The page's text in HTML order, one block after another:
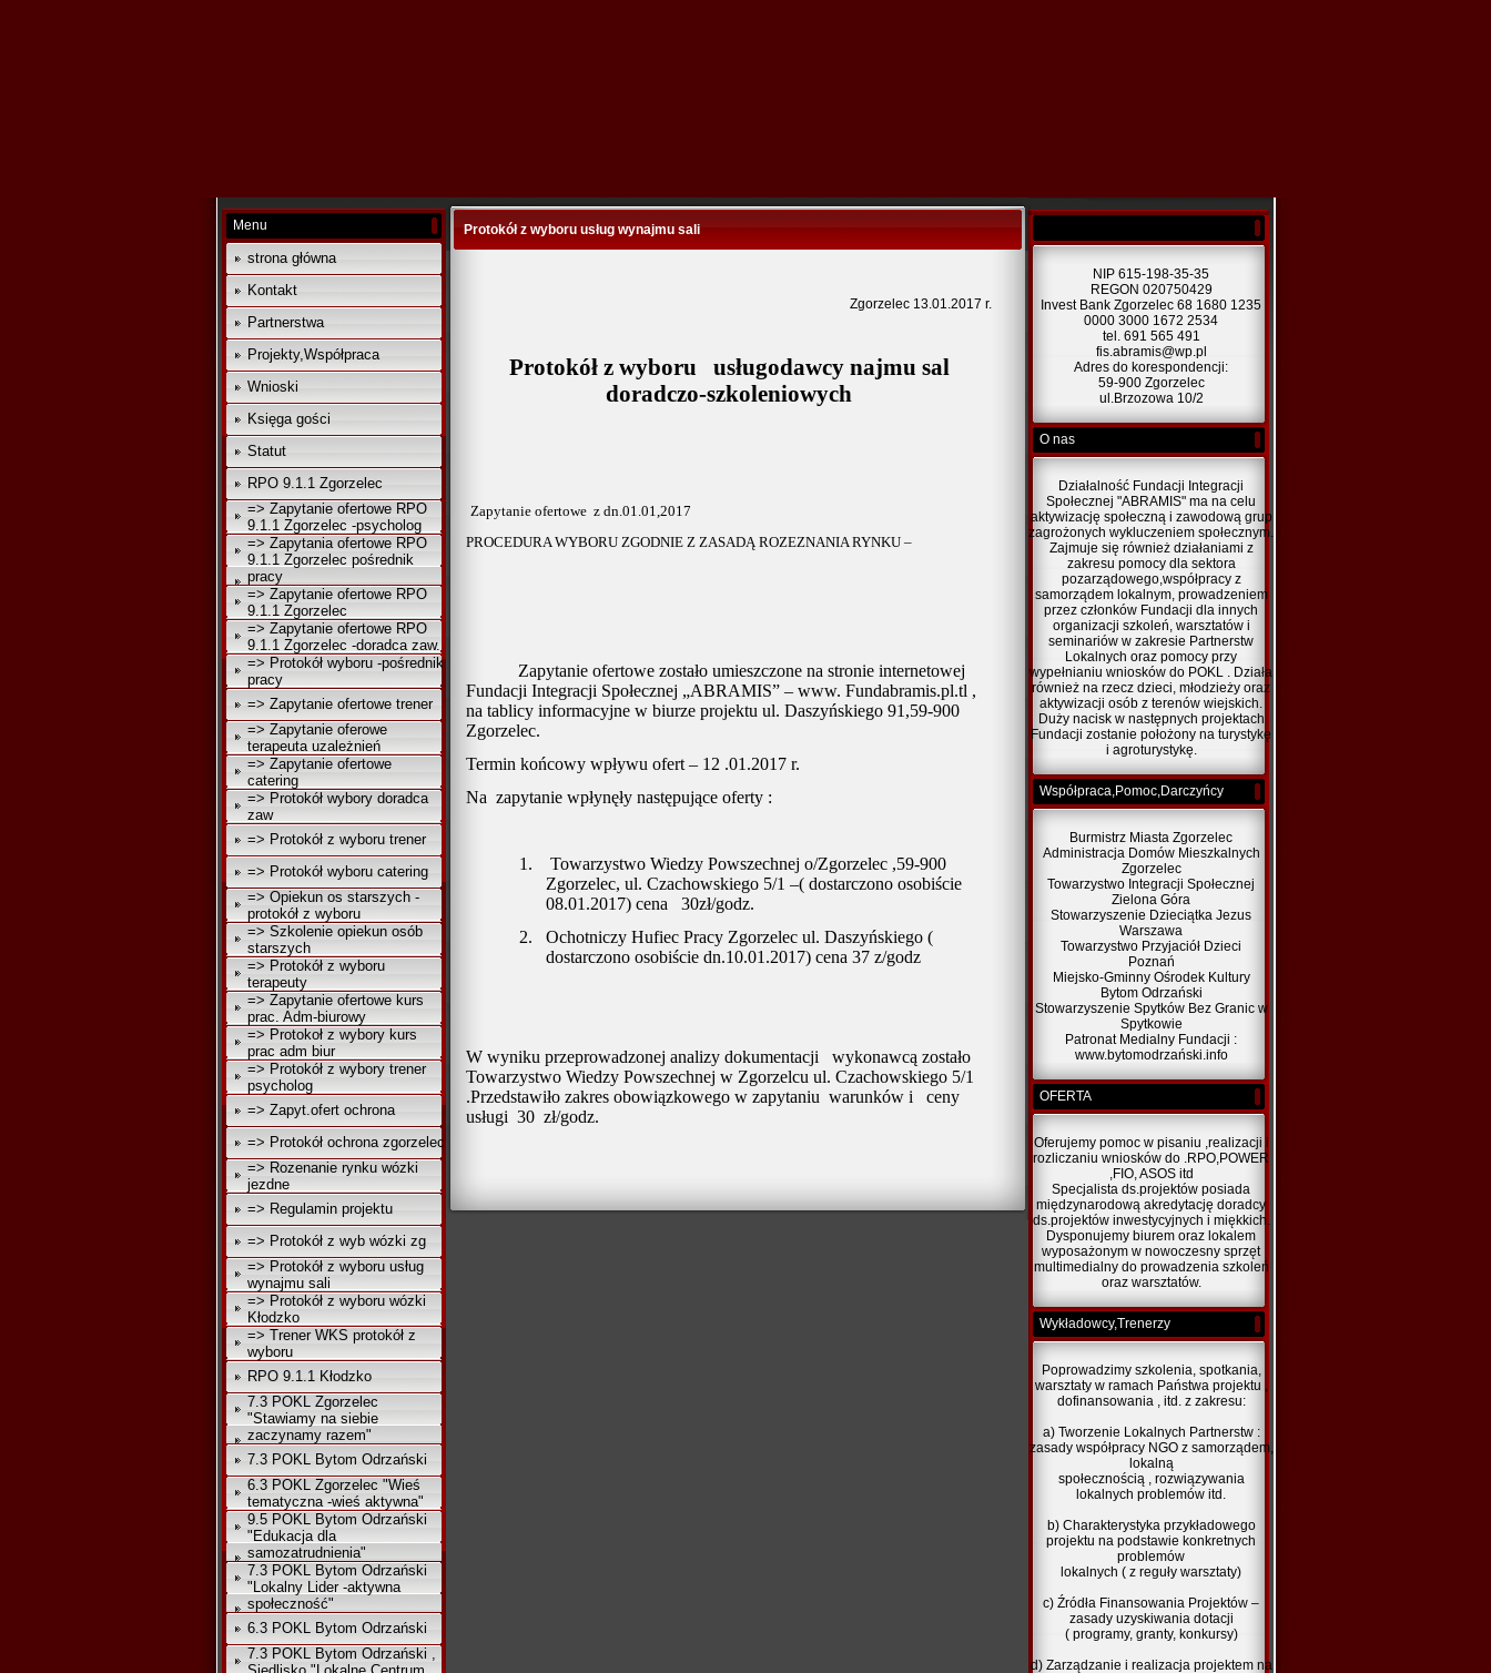
Menu
strona główna
Kontakt
Partnerstwa
Projekty,Współpraca
Wnioski
Księga gości
Statut
RPO 9.1.1 Zgorzelec
=> Zapytanie ofertowe RPO
9.1.1 Zgorzelec -psycholog
=> Zapytania ofertowe RPO
9.1.1 Zgorzelec pośrednik
pracy
=> Zapytanie ofertowe RPO
9.1.1 Zgorzelec
=> Zapytanie ofertowe RPO
9.1.1 Zgorzelec -doradca zaw.
=> Protokół wyboru -pośrednik
pracy
=> Zapytanie ofertowe trener
=> Zapytanie oferowe
terapeuta uzależnień
=> Zapytanie ofertowe
catering
=> Protokół wybory doradca
zaw
=> Protokół z wyboru trener
=> Protokół wyboru catering
=> Opiekun os starszych -
protokół z wyboru
=> Szkolenie opiekun osób
starszych
=> Protokół z wyboru
terapeuty
=> Zapytanie ofertowe kurs
prac. Adm-biurowy
=> Protokoł z wybory kurs
prac adm biur
=> Protokół z wybory trener
psycholog
=> Zapyt.ofert ochrona
=> Protokół ochrona zgorzelec
=> Rozenanie rynku wózki
jezdne
=> Regulamin projektu
=> Protokół z wyb wózki zg
=> Protokół z wyboru usług
wynajmu sali
=> Protokół z wyboru wózki
Kłodzko
=> Trener WKS protokół z
wyboru
RPO 9.1.1 Kłodzko
7.3 POKL Zgorzelec
"Stawiamy na siebie
zaczynamy razem"
7.3 POKL Bytom Odrzański
6.3 POKL Zgorzelec "Wieś
tematyczna -wieś aktywna"
9.5 POKL Bytom Odrzański
"Edukacja dla
samozatrudnienia"
7.3 POKL Bytom Odrzański
"Lokalny Lider -aktywna
społeczność"
6.3 POKL Bytom Odrzański
7.3 POKL Bytom Odrzański ,
Protokół z wyboru usług wynajmu sali
Zgorzelec 13.01.2017 r.
Protokół z wyboru
usługodawcy najmu sal
doradczo-szkoleniowych
Zapytanie ofertowe z dn.01.01,2017
PROCEDURA WYBORU ZGODNIE Z ZASADĄ ROZEZNANIA RYNKU –
Zapytanie ofertowe zostało umieszczone na stronie internetowej
Fundacji Integracji Społecznej „ABRAMIS” – www. Fundabramis.pl.tl ,
na tablicy informacyjne w biurze projektu ul. Daszyńskiego 91,59-900
Zgorzelec.
Termin końcowy wpływu ofert – 12 .01.2017 r.
Na zapytanie wpłynęły następujące oferty :
1.
Towarzystwo Wiedzy Powszechnej o/Zgorzelec ,59-900
Zgorzelec, ul. Czachowskiego 5/1 –( dostarczono osobiście
08.01.2017) cena
30zł/godz.
2.
Ochotniczy Hufiec Pracy Zgorzelec ul. Daszyńskiego (
dostarczono osobiście dn.10.01.2017) cena 37 z/godz
W wyniku przeprowadzonej analizy dokumentacji
wykonawcą zostało
Towarzystwo Wiedzy Powszechnej w Zgorzelcu ul. Czachowskiego 5/1
.Przedstawiło zakres obowiązkowego w zapytaniu warunków i
ceny
usługi 30 zł/godz.
NIP 615-198-35-35
REGON 020750429
Invest Bank Zgorzelec 68 1680 1235
0000 3000 1672 2534
tel. 691 565 491
fis.abramis@wp.pl
Adres do korespondencji:
59-900 Zgorzelec
ul.Brzozowa 10/2
O nas
Działalność Fundacji Integracji
Społecznej "ABRAMIS" ma na celu
aktywizację społeczną i zawodową grup
zagrożonych wykluczeniem społecznym.
Zajmuje się również działaniami z
zakresu pomocy dla sektora
pozarządowego,współpracy z
samorządem lokalnym, prowadzeniem
przez członków Fundacji dla innych
organizacji szkoleń, warsztatów i
seminariów w zakresie Partnerstw
Lokalnych oraz pomocy przy
wypełnianiu wniosków do POKL . Działa
również na rzecz dzieci, młodzieży oraz
aktywizacji osób z terenów wiejskich.
Duży nacisk w następnych projektach
Fundacji zostanie położony na turystykę
i agroturystykę.
Współpraca,Pomoc,Darczyńcy
Burmistrz Miasta Zgorzelec
Administracja Domów Mieszkalnych
Zgorzelec
Towarzystwo Integracji Społecznej
Zielona Góra
Stowarzyszenie Dzieciątka Jezus
Warszawa
Towarzystwo Przyjaciół Dzieci
Poznań
Miejsko-Gminny Ośrodek Kultury
Bytom Odrzański
Stowarzyszenie Spytków Bez Granic w
Spytkowie
Patronat Medialny Fundacji :
www.bytomodrzański.info
OFERTA
Oferujemy pomoc w pisaniu ,realizacji i
rozliczaniu wniosków do .RPO,POWER
,FIO, ASOS itd
Specjalista ds.projektów posiada
międzynarodową akredytację doradcy
ds.projektów inwestycyjnych i miękkich.
Dysponujemy biurem oraz lokalem
wyposażonym w nowoczesny sprzęt
multimedialny do prowadzenia szkoleń
oraz warsztatów.
Wykładowcy,Trenerzy
Poprowadzimy szkolenia, spotkania,
warsztaty w ramach Państwa projektu ,
dofinansowania , itd. z zakresu:
a) Tworzenie Lokalnych Partnerstw :
zasady współpracy NGO z samorządem,
lokalną
społecznością , rozwiązywania
lokalnych problemów itd.
b) Charakterystyka przykładowego
projektu na podstawie konkretnych
problemów
lokalnych ( z reguły warsztaty)
c) Źródła Finansowania Projektów –
zasady uzyskiwania dotacji
( programy, granty, konkursy)
d) Zarządzanie i realizacja projektem na